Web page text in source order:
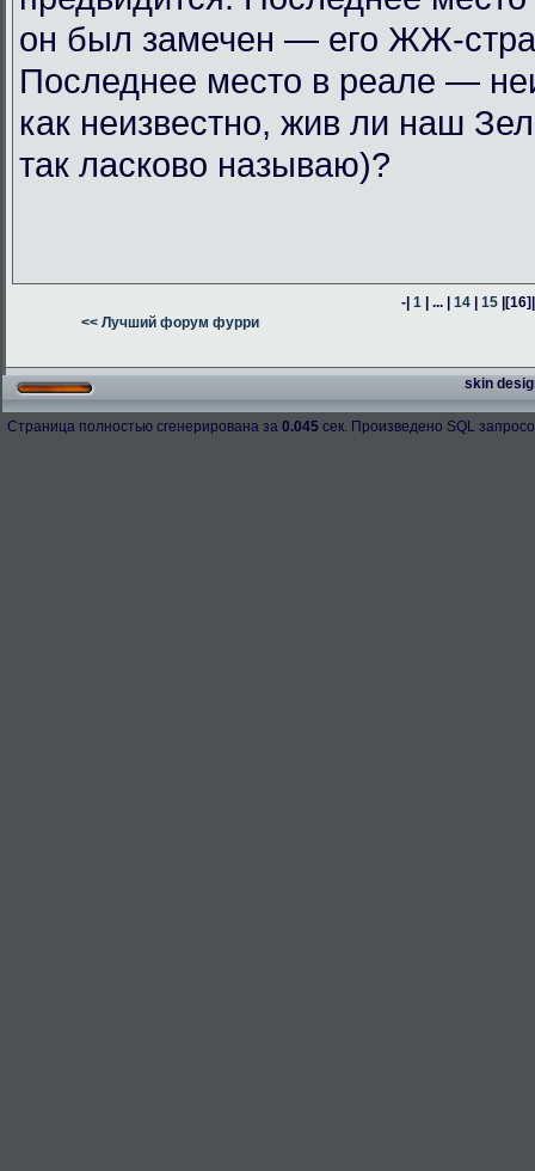
он был замечен — его ЖЖ-
Последнее место в реале —
как неизвестно, жив ли наш
так ласково называю)?
-| 1 | ... | 14 | 15 |[16]
<< Лучший форум фурри
skin
Страница полностью сгенерирована за 0.045 сек. Произведено SQL